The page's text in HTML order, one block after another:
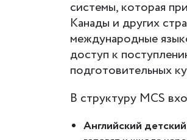
системы, которая
Канады и других
международные
доступ к
подготовительных
В структуру MCS
Английский